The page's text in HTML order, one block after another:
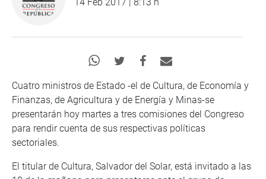
Cuatro ministros de Estado -el de Cultura, de Economía y
Finanzas, de Agricultura y de Energía y Minas-se
presentarán hoy martes a tres comisiones del Congreso
para rendir cuenta de sus respectivas políticas
sectoriales.
El titular de Cultura, Salvador del Solar, está invitado a las